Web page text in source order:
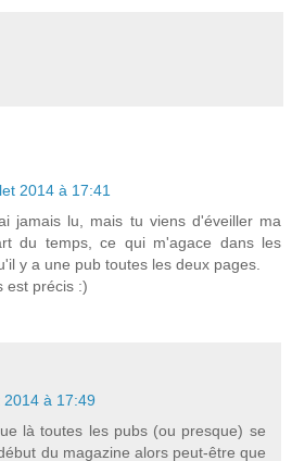
2014 à 17:41
jamais lu, mais tu viens d'éveiller ma
du temps, ce qui m'agace dans les
y a une pub toutes les deux pages.
est précis :)
2014 à 17:49
là toutes les pubs (ou presque) se
du magazine alors peut-être que